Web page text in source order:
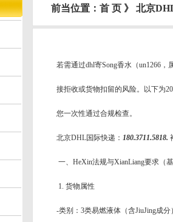
前当位置：首 页 》 北京
若需通过dhl寄Song香水（un1266
接拒收或货物扣留的风险。以下为
您一次性通过合规检查。
北京DHL国际快递： 180.3711.5818.
一、HeXin法规与XianLiang要求（
1. 货物属性
-类别：3类易燃液体（含JiuJing成分